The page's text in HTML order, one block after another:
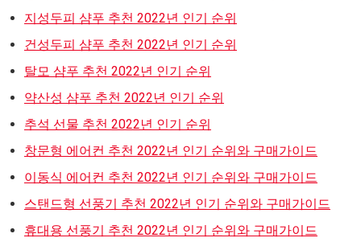
지성두피 샴푸 추천 2022년 인기 순위
건성두피 샴푸 추천 2022년 인기 순위
탈모 샴푸 추천 2022년 인기 순위
약산성 샴푸 추천 2022년 인기 순위
추석 선물 추천 2022년 인기 순위
창문형 에어컨 추천 2022년 인기 순위와 구매가이드
이동식 에어컨 추천 2022년 인기 순위와 구매가이드
스탠드형 선풍기 추천 2022년 인기 순위와 구매가이드
휴대용 선풍기 추천 2022년 인기 순위와 구매가이드